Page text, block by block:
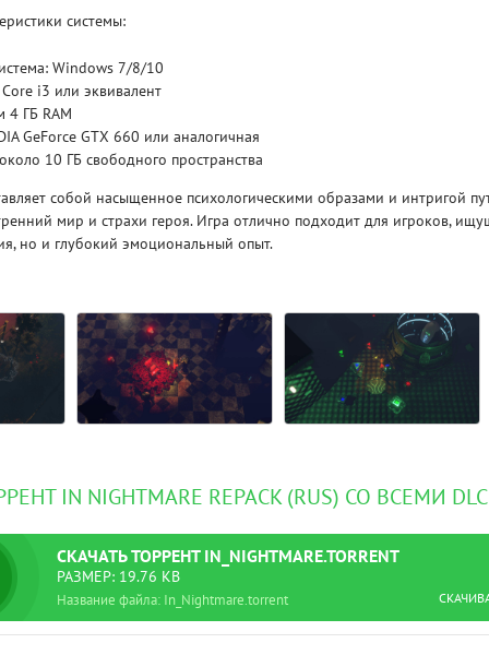
системы:
Windows 7/8/10
i3 или эквивалент
4 ГБ RAM
GeForce GTX 660 или аналогичная
10 ГБ свободного пространства
собой насыщенное психологическими образами и интригой
мир и страхи героя. Игра отлично подходит для игроков,
но и глубокий эмоциональный опыт.
IN NIGHTMARE REPACK (RUS) СО ВСЕМИ
СКАЧАТЬТОРРЕНТ IN_NIGHTMARE.TORRENT
РАЗМЕР: 19.76 KB
Название файла: In_Nightmare.torrent